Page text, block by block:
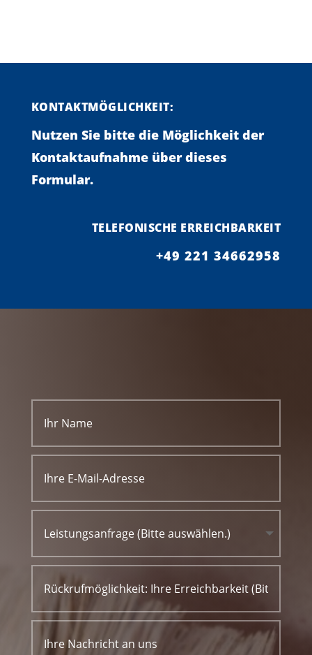
KONTAKTMÖGLICHKEIT:
Nutzen Sie bitte die Möglichkeit der
Kontaktaufnahme über dieses
Formular.
TELEFONISCHE ERREICHBARKEIT
+49 221 34662958